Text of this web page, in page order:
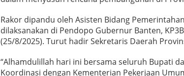
e
b
a
n
u
n
a
Rakor dipandu oleh Asisten Bidang
dilaksanakan di Pendopo Gubernur Banten,
(25/8/2025). Turut hadir Sekretaris Daerah
“Alhamdulillah hari ini bersama seluruh Bupati
Koordinasi dengan Kementerian Pekerjaan